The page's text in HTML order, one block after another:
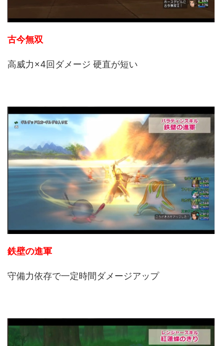
古今無双
高威力×4回ダメージ 硬直が短い
鉄壁の進軍
守備力依存で一定時間ダメージアップ